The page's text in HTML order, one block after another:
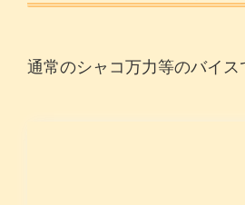
通常のシャコ万力等のバイス